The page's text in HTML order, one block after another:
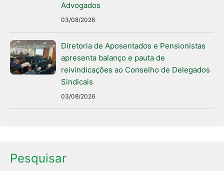
Advogados
03/08/2026
Diretoria de Aposentados e Pensionistas
apresenta balanço e pauta de
reivindicações ao Conselho de Delegados
Sindicais
03/08/2026
Pesquisar